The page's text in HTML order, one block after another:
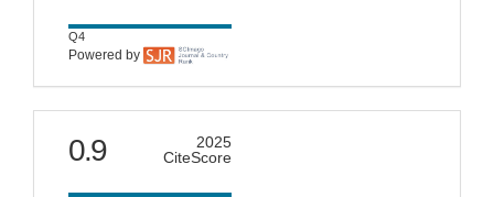
Q4
Powered by
citescore
0.9
2025
CiteScore